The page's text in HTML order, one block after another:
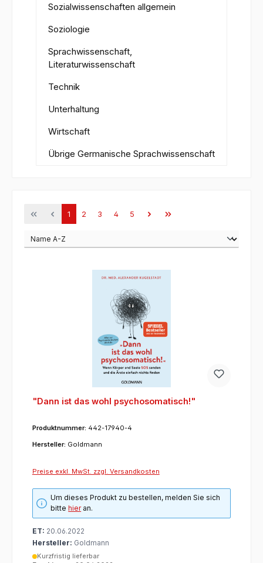
Sozialwissenschaften allgemein
Soziologie
Sprachwissenschaft,
Literaturwissenschaft
Technik
Unterhaltung
Wirtschaft
Übrige Germanische Sprachwissenschaft
Seite
1 Seite
2 Seite
3 Seite
4 Seite
5
"Dann ist das wohl psychosomatisch!"
Produktnummer: 442-17940-4
Hersteller: Goldmann
Preise exkl. MwSt. zzgl. Versandkosten
Um dieses Produkt zu bestellen, melden Sie sich
bittehieran.
ET: 20.06.2022
Hersteller: Goldmann
Kurzfristig lieferbar